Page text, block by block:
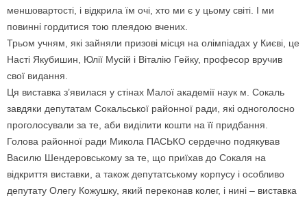
меншовартості, і відкрила їм очі, хто ми є у цьому світі. І ми
повинні гордитися тою плеядою вчених.
Трьом учням, які зайняли призові місця на олімпіадах у Києві, це
Насті Якубишин, Юлії Мусій і Віталію Гейку, професор вручив
свої видання.
Ця виставка з’явилася у стінах Малої академії наук м. Сокаль
завдяки депутатам Сокальської районної ради, які одноголосно
проголосували за те, аби виділити кошти на її придбання.
Голова районної ради Микола ПАСЬКО сердечно подякував
Василю Шендеровському за те, що приїхав до Сокаля на
відкриття виставки, а також депутатському корпусу і особливо
депутату Олегу Кожушку, який переконав колег, і нині – виставка